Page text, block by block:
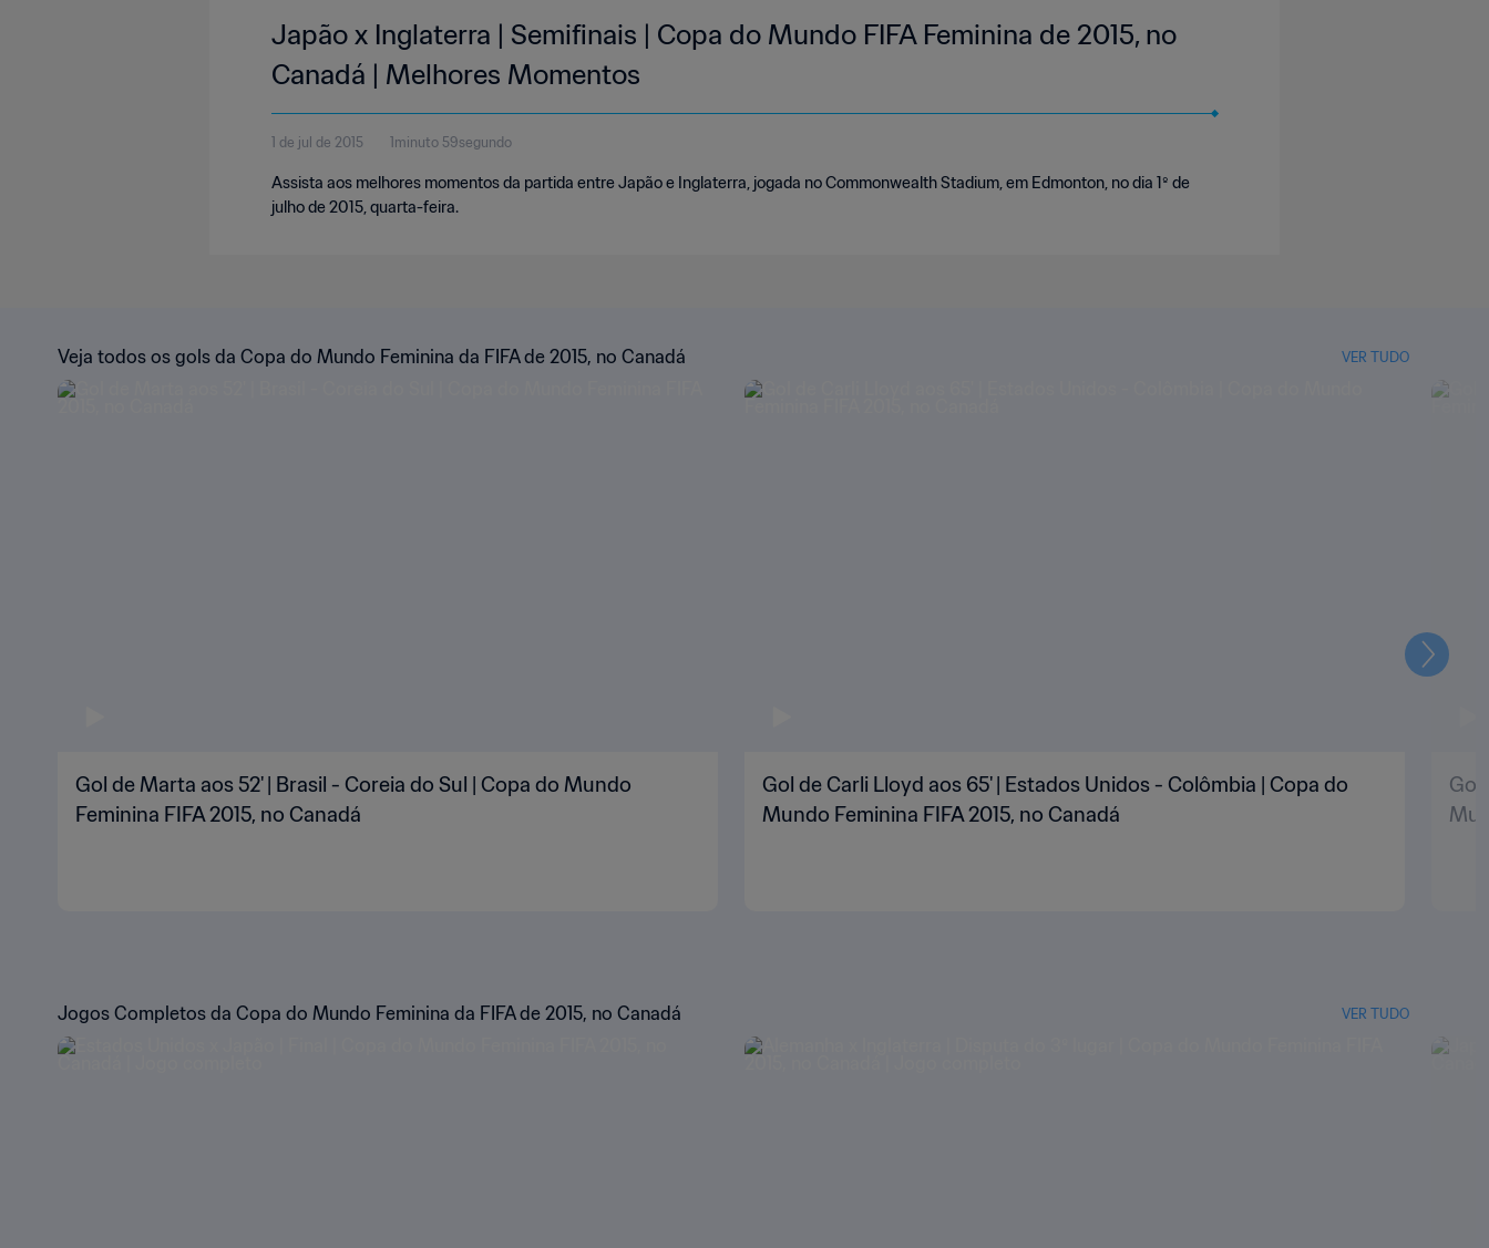
Japão x Inglaterra | Semifinais | Copa do Mundo FIFA Feminina de 2015, no
Canadá | Melhores Momentos
1 de jul de 2015 1minuto 59segundo
Assista aos melhores momentos da partida entre Japão e Inglaterra, jogada no Commonwealth Stadium, em Edmonton, no dia 1º de
julho de 2015, quarta-feira.
Veja todos os gols da Copa do Mundo Feminina da FIFA de 2015, no Canadá VER TUDO
Gol de Marta aos 52' | Brasil - Coreia do Sul | Copa do Mundo
Feminina FIFA 2015, no Canadá
Gol de Carli Lloyd aos 65' | Estados Unidos - Colômbia | Copa do
Mundo Feminina FIFA 2015, no Canadá
Gol
Jogos Completos da Copa do Mundo Feminina da FIFA de 2015, no Canadá VER TUDO